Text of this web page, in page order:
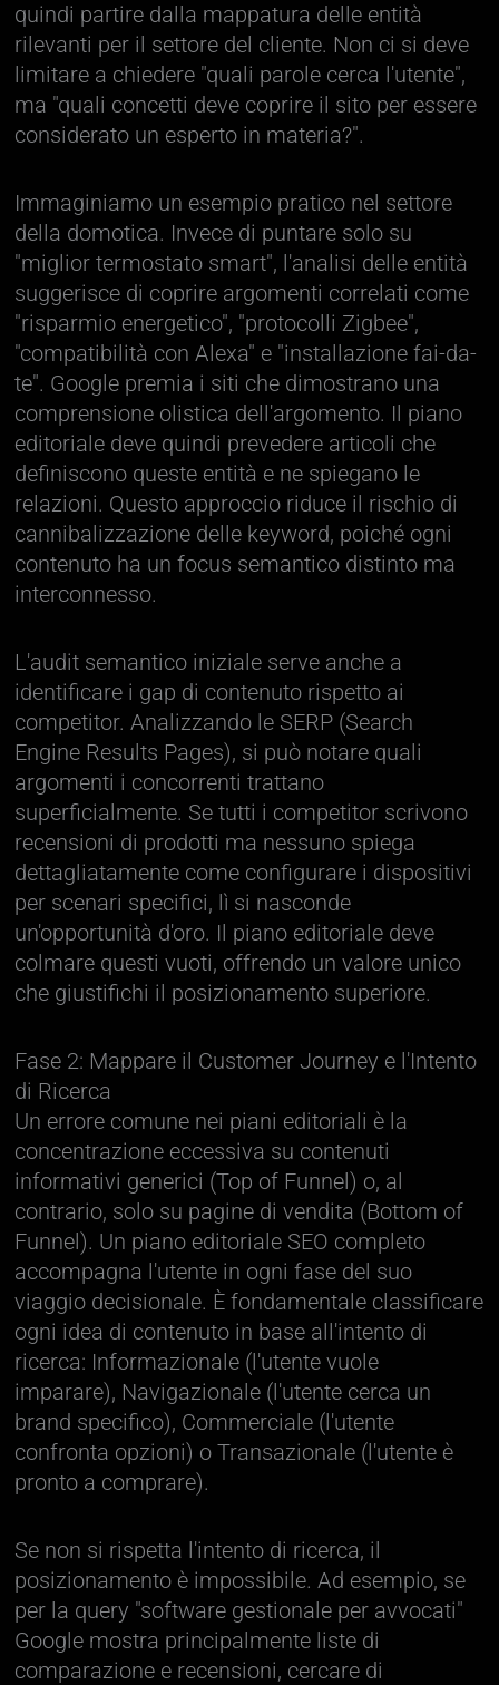
quindi partire dalla mappatura delle entità
rilevanti per il settore del cliente. Non ci si deve
limitare a chiedere "quali parole cerca l'utente",
ma "quali concetti deve coprire il sito per essere
considerato un esperto in materia?".
Immaginiamo un esempio pratico nel settore
della domotica. Invece di puntare solo su
"miglior termostato smart", l'analisi delle entità
suggerisce di coprire argomenti correlati come
"risparmio energetico", "protocolli Zigbee",
"compatibilità con Alexa" e "installazione fai-da-
te". Google premia i siti che dimostrano una
comprensione olistica dell'argomento. Il piano
editoriale deve quindi prevedere articoli che
definiscono queste entità e ne spiegano le
relazioni. Questo approccio riduce il rischio di
cannibalizzazione delle keyword, poiché ogni
contenuto ha un focus semantico distinto ma
interconnesso.
L'audit semantico iniziale serve anche a
identificare i gap di contenuto rispetto ai
competitor. Analizzando le SERP (Search
Engine Results Pages), si può notare quali
argomenti i concorrenti trattano
superficialmente. Se tutti i competitor scrivono
recensioni di prodotti ma nessuno spiega
dettagliatamente come configurare i dispositivi
per scenari specifici, lì si nasconde
un'opportunità d'oro. Il piano editoriale deve
colmare questi vuoti, offrendo un valore unico
che giustifichi il posizionamento superiore.
Fase 2: Mappare il Customer Journey e l'Intento
di Ricerca
Un errore comune nei piani editoriali è la
concentrazione eccessiva su contenuti
informativi generici (Top of Funnel) o, al
contrario, solo su pagine di vendita (Bottom of
Funnel). Un piano editoriale SEO completo
accompagna l'utente in ogni fase del suo
viaggio decisionale. È fondamentale classificare
ogni idea di contenuto in base all'intento di
ricerca: Informazionale (l'utente vuole
imparare), Navigazionale (l'utente cerca un
brand specifico), Commerciale (l'utente
confronta opzioni) o Transazionale (l'utente è
pronto a comprare).
Se non si rispetta l'intento di ricerca, il
posizionamento è impossibile. Ad esempio, se
per la query "software gestionale per avvocati"
Google mostra principalmente liste di
comparazione e recensioni, cercare di